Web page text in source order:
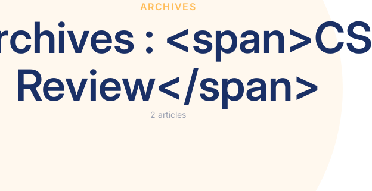
ARCHIVES
: <span>CS
Review</span>
2 articles